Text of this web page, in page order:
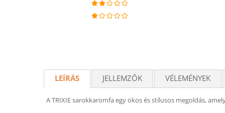
LEÍRÁS JELLEMZŐK VÉLEMÉNYEK
A TRIXIE sarokkaromfa egy okos és stílusos megoldás,